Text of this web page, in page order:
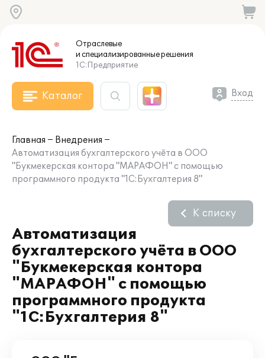
Отраслевые
и специализированныерешения
1С:Предприятие
Каталог Вход
Главная
Внедрения
Автоматизация бухгалтерского учёта в ООО
"Букмекерская контора "МАРАФОН" с помощью
программного продукта "1С:Бухгалтерия 8"
Автоматизация
бухгалтерского учёта в ООО
"Букмекерская контора
"МАРАФОН" с помощью
программного продукта
"1С:Бухгалтерия 8"
К списку